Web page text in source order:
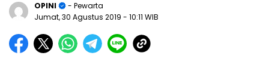
OPINI
- Pewarta
Jumat, 30 Agustus 2019 - 10:11 WIB